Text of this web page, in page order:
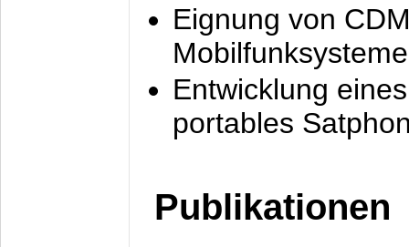
Eignung von
Mobilfunksysteme
Entwicklung
portables
Publikationen